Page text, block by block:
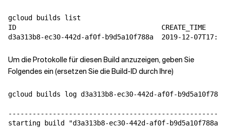
gcloud builds list
ID                                    CREATE_TIME
Um die Protokolle für diesen Build anzuzeigen, geben Sie
Folgendes ein (ersetzen Sie die Build-ID durch Ihre)
gcloud builds log d3a313b8-ec30-442d-af0f-b9d5a10f788a
starting build "d3a313b8-ec30-442d-af0f-b9d5a10f788a"